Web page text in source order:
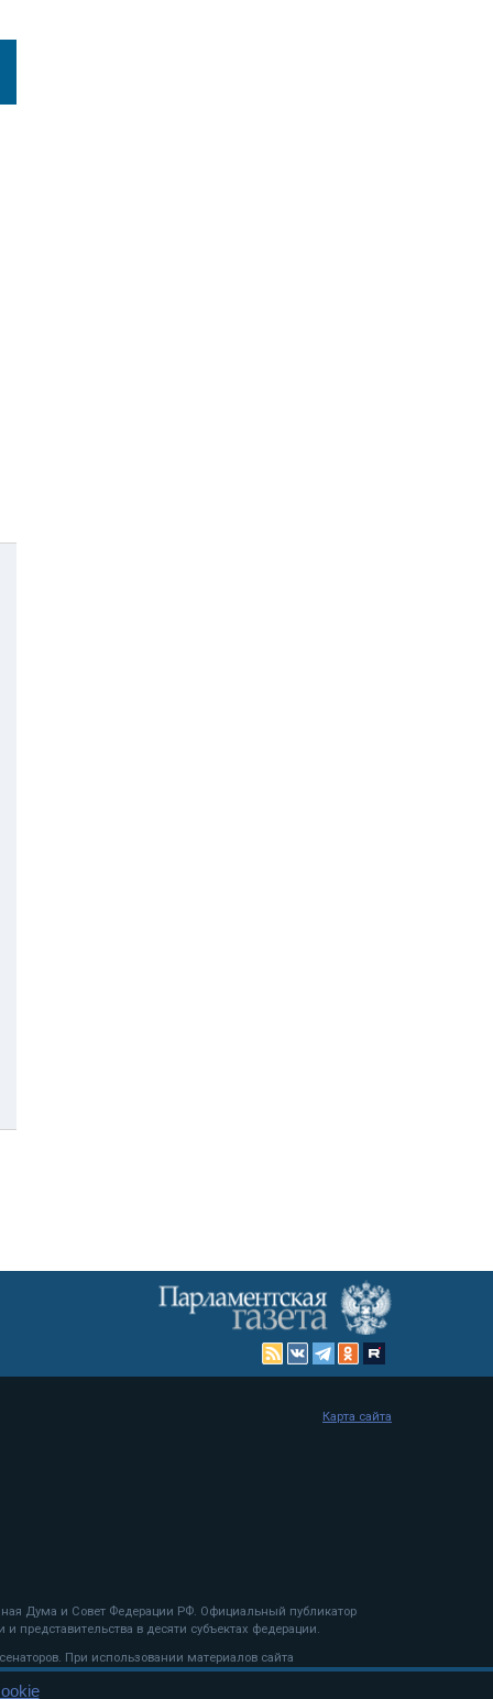
Дума и Совет Федерации РФ. Официальный публикатор
представительства в десяти субъектах федерации.
При использовании материалов сайта
Карта сайта